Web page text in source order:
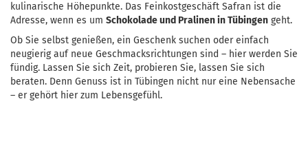
kulinarische Höhepunkte. Das Feinkostgeschäft Safran ist die
Adresse, wenn es um Schokolade und Pralinen in Tübingen geht.
Ob Sie selbst genießen, ein Geschenk suchen oder einfach
neugierig auf neue Geschmacksrichtungen sind – hier werden Sie
fündig. Lassen Sie sich Zeit, probieren Sie, lassen Sie sich
beraten. Denn Genuss ist in Tübingen nicht nur eine Nebensache
– er gehört hier zum Lebensgefühl.